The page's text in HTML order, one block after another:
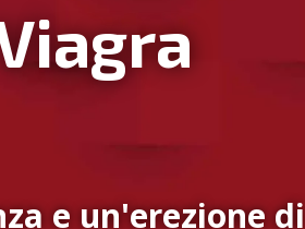
e un'erezione di